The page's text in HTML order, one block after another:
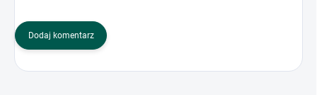
Dodaj komentarz